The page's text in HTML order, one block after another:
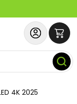
4K 2025